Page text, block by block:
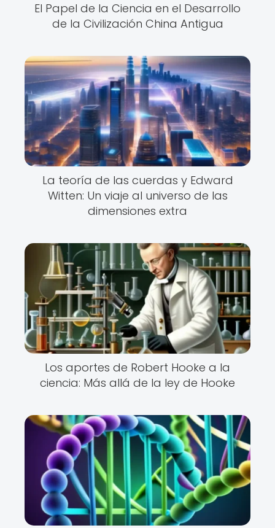
El Papel de la Ciencia en el Desarrollo
de la Civilización China Antigua
La teoría de las cuerdas y Edward
Witten: Un viaje al universo de las
dimensiones extra
Los aportes de Robert Hooke a la
ciencia: Más allá de la ley de Hooke